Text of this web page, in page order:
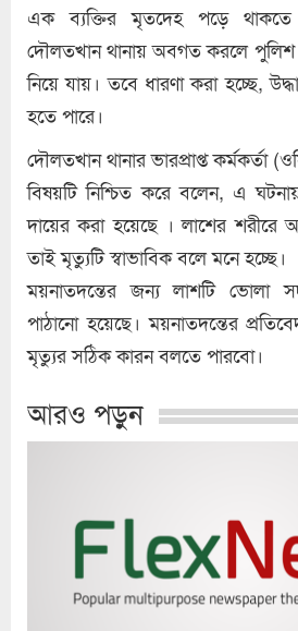
এক ব্যক্তির মৃতদেহ পড়ে থাকতে
দৌলতখান থানায় অবগত করলে পুলিশ
নিয়ে যায়। তবে ধারণা করা হচ্ছে,
হতে পারে।
দৌলতখান থানার ভারপ্রাপ্ত কর্মকর্তা
বিষয়টি নিশ্চিত করে বলেন, এ
দায়ের করা হয়েছে । লাশের
তাই মৃত্যুটি স্বাভাবিক বলে মনে হচ্ছে।
ময়নাতদন্তের জন্য লাশটি ভোলা
পাঠানো হয়েছে। ময়নাতদন্তের
মৃত্যুর সঠিক কারন বলতে পারবো।
আরও পড়ুন